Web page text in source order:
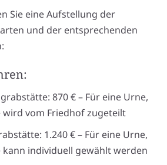
Sie eine Aufstellung der
und der entsprechenden
870 € – Für eine Urne,
wird vom Friedhof zugeteilt
1.240 € – Für eine Urne,
kann individuell gewählt werden